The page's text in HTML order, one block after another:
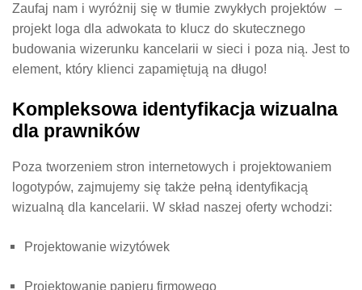
Zaufaj nam i wyróżnij się w tłumie zwykłych projektów –
projekt loga dla adwokata to klucz do skutecznego
budowania wizerunku kancelarii w sieci i poza nią. Jest to
element, który klienci zapamiętują na długo!
Kompleksowa identyfikacja wizualna
dla prawników
Poza tworzeniem stron internetowych i projektowaniem
logotypów, zajmujemy się także pełną identyfikacją
wizualną dla kancelarii. W skład naszej oferty wchodzi:
Projektowanie wizytówek
Projektowanie papieru firmowego